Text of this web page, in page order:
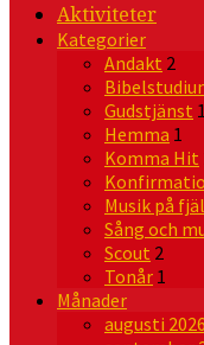
Aktiviteter
Kategorier
Andakt 2
Gudstjänst
Hemma 1
Komma Hit
Musik på
Sång och
Scout 2
Tonår 1
Månader
augusti 2026